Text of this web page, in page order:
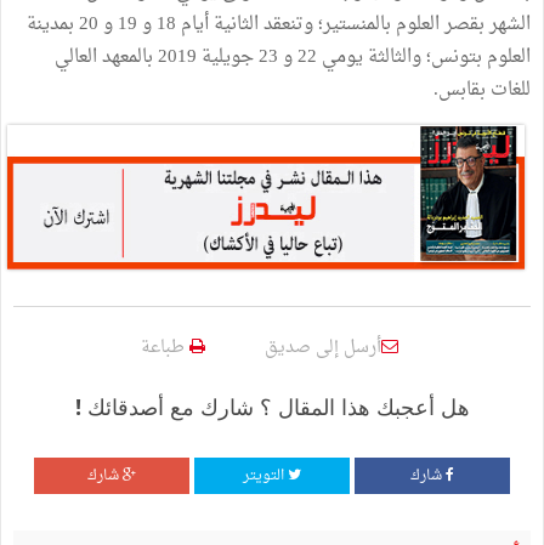
الشهر بقصر العلوم بالمنستیر؛ وتنعقد الثانية أیام 18 و 19 و 20 بمدینة
العلوم بتونس؛ والثالثة یومي 22 و 23 جویلیة 2019 بالمعهد العالي
للغات بقابس.
أرسل إلى صديق طباعة
هل أعجبك هذا المقال ؟ شارك مع أصدقائك !
شارك التويتر شارك